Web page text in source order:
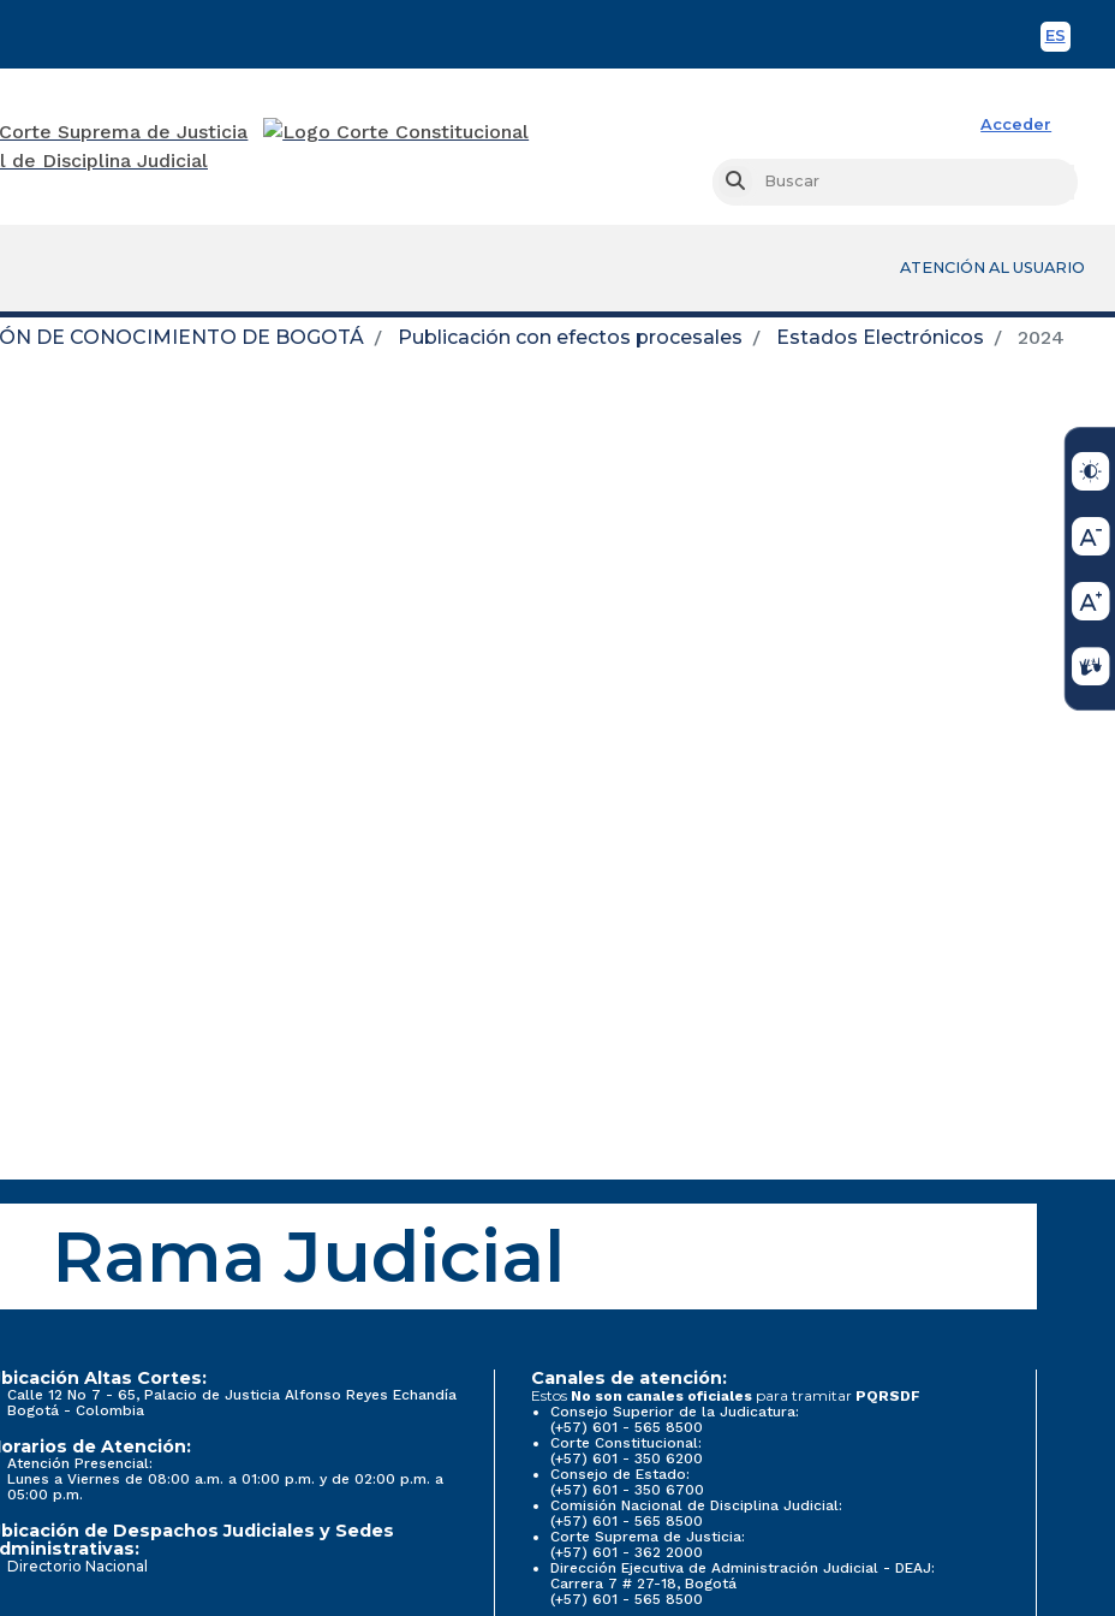
ES
Acceder
Buscar
ATENCIÓN AL USUARIO
DE CONOCIMIENTO DE BOGOTÁ Publicación con efectos procesales Estados Electrónicos 2024
Rama Judicial
Altas Cortes:
Calle 12 No 7 - 65, Palacio de Justicia Alfonso Reyes Echandía
Bogotá - Colombia
de Atención:
Atención Presencial:
Lunes a Viernes de 08:00 a.m. a 01:00 p.m. y de 02:00 p.m. a
05:00 p.m.
de Despachos Judiciales y Sedes
Directorio Nacional
Canales de atención:
Estos No son canales oficiales para tramitar PQRSDF
Consejo Superior de la Judicatura:
(+57) 601 - 565 8500
Corte Constitucional:
(+57) 601 - 350 6200
Consejo de Estado:
(+57) 601 - 350 6700
Comisión Nacional de Disciplina Judicial:
(+57) 601 - 565 8500
Corte Suprema de Justicia:
(+57) 601 - 362 2000
Dirección Ejecutiva de Administración Judicial - DEAJ:
Carrera 7 # 27-18, Bogotá
(+57) 601 - 565 8500